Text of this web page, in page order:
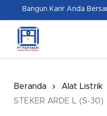
content
Bangun Karir Anda
Beranda Alat Listrik
STEKER ARDE L (S-30)